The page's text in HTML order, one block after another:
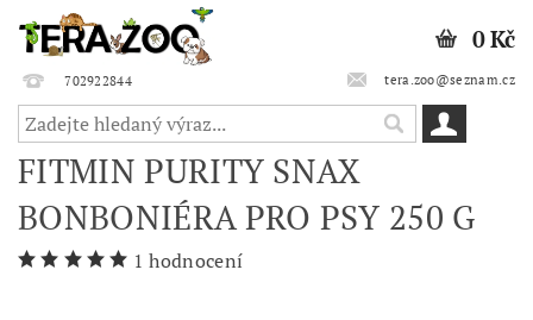
702922844 tera.zoo@seznam.cz
0 Kč
FITMIN PURITY SNAX
BONBONIÉRA PRO PSY 250 G
1 hodnocení